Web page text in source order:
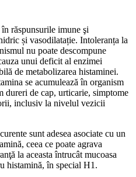
răspunsurile imune şi
și vasodilatație. Intoleranța la
nu poate descompune
unui deficit al enzimei
de metabolizarea histaminei.
se acumulează în organism
dureri de cap, urticarie, simptome
inclusiv la nivelul vezicii
sunt adesea asociate cu un
ceea ce poate agrava
la aceasta întrucât mucoasa
histamină, în special H1.